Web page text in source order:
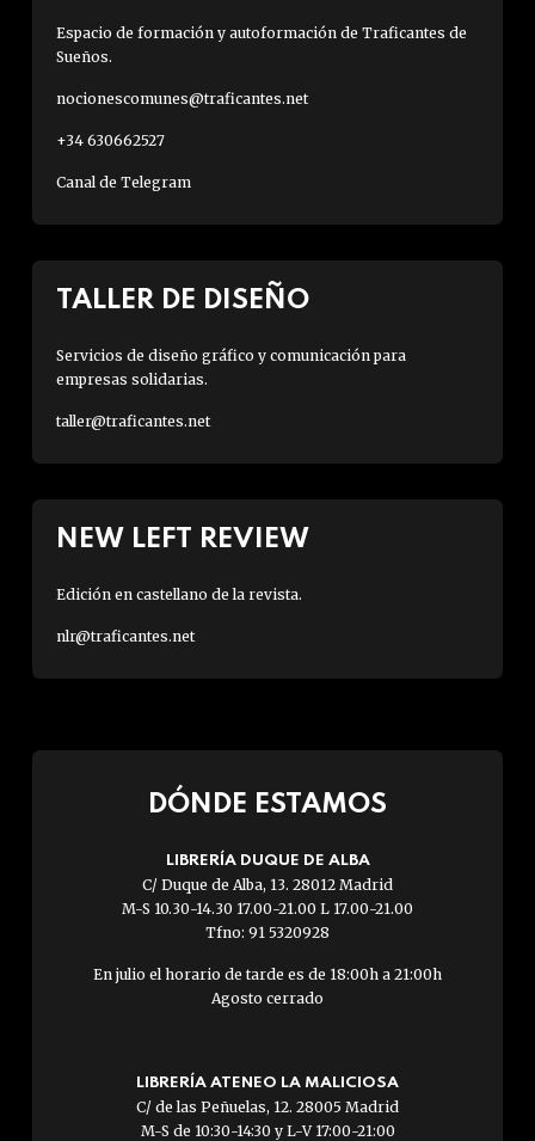
Espacio de formación y autoformación de Traficantes de
Sueños.
nocionescomunes@traficantes.net
+34 630662527
Canal de Telegram
TALLER DE DISEÑO
Servicios de diseño gráfico y comunicación para
empresas solidarias.
taller@traficantes.net
NEW LEFT REVIEW
Edición en castellano de la revista.
nlr@traficantes.net
DÓNDE ESTAMOS
LIBRERÍA DUQUE DE ALBA
C/ Duque de Alba, 13. 28012 Madrid
M-S 10.30-14.30 17.00-21.00 L 17.00-21.00
Tfno: 91 5320928
En julio el horario de tarde es de 18:00h a 21:00h
Agosto cerrado
LIBRERÍA ATENEO LA MALICIOSA
C/ de las Peñuelas, 12. 28005 Madrid
M-S de 10:30-14:30 y L-V 17:00-21:00